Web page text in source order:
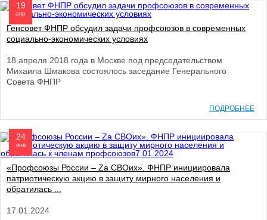
19
апр
Генсовет ФНПР обсудил задачи профсоюзов в современных
социально-экономических условиях
18 апреля 2018 года в Москве под председательством
Михаила Шмакова состоялось заседание Генерального
Совета ФНПР
ПОДРОБНЕЕ
24
янв
«Профсоюзы России – Zа СВОих». ФНПР инициировала
патриотическую акцию в защиту мирного населения и
обратилась ...
17.01.2024